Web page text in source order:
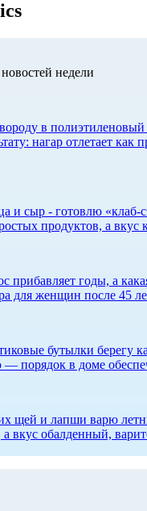
недели
в полиэтиленовый
нагар отлетает как
и сыр - готовлю «клаб-
продуктов, а вкус
прибавляет годы, а
для женщин после 45
бутылки берегу
— порядок в доме
щей и лапши варю
вкус обалденный,